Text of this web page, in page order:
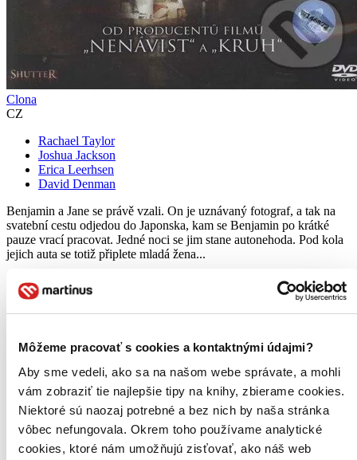
Môžeme pracovať s cookies a kontaktnými údajmi?
Aby sme vedeli, ako sa na našom webe správate, a mohli
vám zobraziť tie najlepšie tipy na knihy, zbierame cookies.
Niektoré sú naozaj potrebné a bez nich by naša stránka
vôbec nefungovala. Okrem toho používame analytické
cookies, ktoré nám umožňujú zisťovať, ako náš web
Clona
CZ
Rachael Taylor
Joshua Jackson
Erica Leerhsen
David Denman
Benjamin a Jane se právě vzali. On je uznávaný fotograf, a tak na
svatební cestu odjedou do Japonska, kam se Benjamin po krátké
pauze vrací pracovat. Jedné noci se jim stane autonehoda. Pod kola
jejich auta se totiž připlete mladá žena...
Vypredané
nepredali posledné kusy.
Pridať do zoznamu